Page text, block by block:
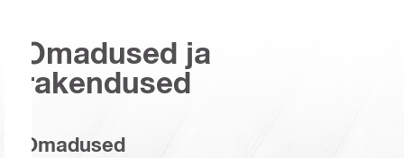
Omadused ja
rakendused
Omadused